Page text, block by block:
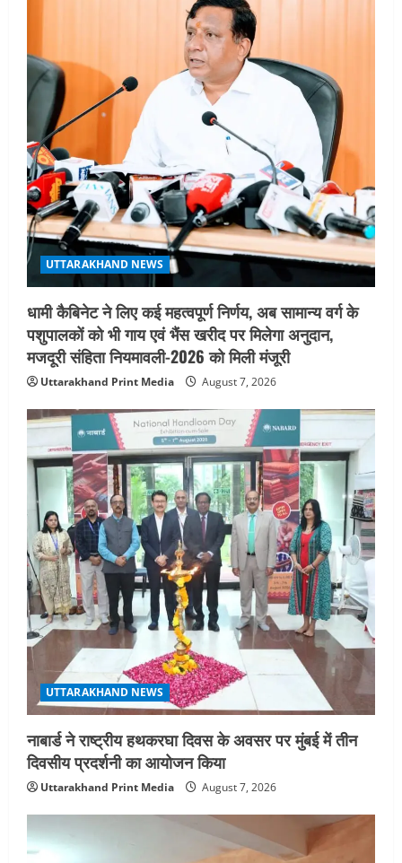
a
t
i
o
n
UTTARAKHAND NEWS
धामी कैबिनेट ने लिए कई महत्वपूर्ण निर्णय, अब सामान्य वर्ग के
पशुपालकों को भी गाय एवं भैंस खरीद पर मिलेगा अनुदान,
मजदूरी संहिता नियमावली-2026 को मिली मंजूरी
Uttarakhand Print Media August 7, 2026
UTTARAKHAND NEWS
नाबार्ड ने राष्ट्रीय हथकरघा दिवस के अवसर पर मुंबई में तीन
दिवसीय प्रदर्शनी का आयोजन किया
Uttarakhand Print Media August 7, 2026